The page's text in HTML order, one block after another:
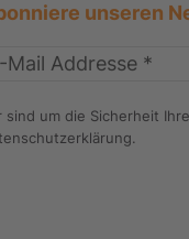
unseren
sind um die Sicherheit
.